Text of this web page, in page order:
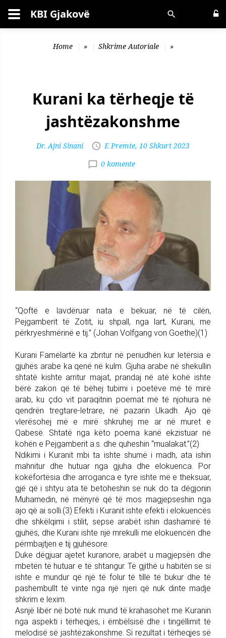
Kërko KBI Gjakovë
Home » Shkrime Autoriale »
Kurani ka tërheqje të
jashtëzakonshme
Dr. Ajni Sinani
E Premte, 10 Shkurt 2023
0 komente
“Qoftë e lavdëruar nata e bekuar, në të cilën,
Pejgamberit të Zotit, iu shpall, nga lart, Kurani, me
përkryeshmërinë e tij.” (Johan Volfgang von Goethe)(1)
Kurani Famëlartë ka zbritur në periudhën kur letërsia e
gjuhës arabe ka qenë në kulm. Gjuha arabe në shekullin
shtatë kishte arritur majat, prandaj në atë kohë ishte
bërë zakon që të bëhej tubimi i poetëve më të mirë
arab, ku çdo vit paraqitnin poemat më të njohura në
qendrën tregtare-letrare, në pazarin Ukadh. Ajo që
vlerësohej më e mirë shkruhej me ar në muret e
Qabesë. Shtatë nga këto poema kanë ekzistuar në
kohën e Pejgamberit a.s. dhe quheshin “mualakat.”(2)
Ndikimi i Kuranit mbi ta ishte shumë i madh, ata ishin
mahnitur dhe hutuar nga gjuha dhe elokuenca. Por
kokëfortësia dhe arroganca e tyre ishte më e theksuar,
gjë që i shtyu ata të betoheshin se nuk do ta dëgjonin
Muhamedin, në mënyrë që të mos magjepseshin nga
ajo që ai solli.(3) Efekti i Kuranit ishte efekti i elokuencës
dhe shkëlqimi i stilit, sepse arabët ishin dashamirë të
gjuhës, dhe Kurani ishte një mrekulli me elokuencën dhe
përmbajtjen e tij gjuhësore.
Duke dëgjuar ajetet kuranore, arabët u magjepsën dhe
mbetën të hutuar e të shtangur. Të gjithë u habitën se si
ishte e mundur që një të folur të tillë të bukur dhe të
pashembullt të vinte nga një njeri që nuk dinte madje
shkrim e lexim.
Asnjë libër në botë nuk mund të krahasohet me Kuranin
nga aspekti i tërheqjes, i ëmbëlsisë dhe i tingëllimit të
melodisë së jashtëzakonshme. Si rezultat i tërheqjes së